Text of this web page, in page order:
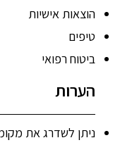
הוצאות אישיות
טיפים
ביטוח רפואי
הערות
ניתן לשדרג את